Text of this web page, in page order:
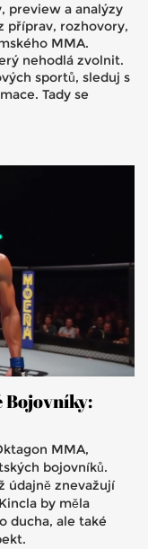
preview a analýzy
příprav, rozhovory,
MMA.
nehodlá zvolnit.
sportů, sleduj s
Tady se
MMA,
bojovníků.
údajně znevažují
by měla
ducha, ale také